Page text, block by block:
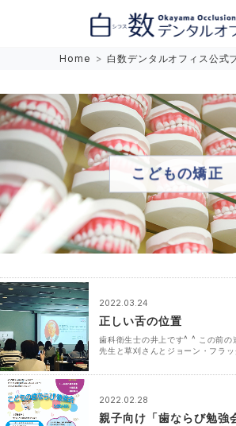
Home > 白数デンタルオフィス公式
こどもの矯正
2022.03.24
正しい舌の位置
歯科衛生士の井上です^ ^ この前の
先生と草刈さんとジョーン・フラ
葉は難しいですが、大切なことは
2022.02.28
親子向け「歯ならび勉強